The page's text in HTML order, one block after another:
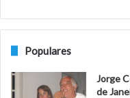
Populares
Jorge
de